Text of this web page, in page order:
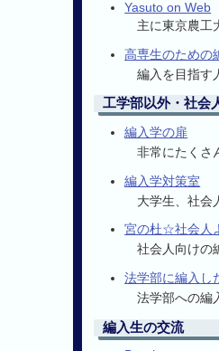
Yasuto on Web
主に東京農工
高専生のための
編入を目指す
工学部以外・社会
編入学の扉
非常にたくさ
編入学対策室
大学生、社会
宮の杜☆社会人
社会人向けの
法学部に編入し
法学部への編
編入生の交流